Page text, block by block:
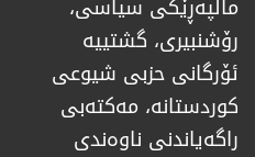
ماڵپەڕێكی سیاسی،
رۆشنبیری، گشتییە
ئۆرگانی حزبی شیوعی
كوردستانە، مەكتەبی
راگەیاندنی ناوەندی